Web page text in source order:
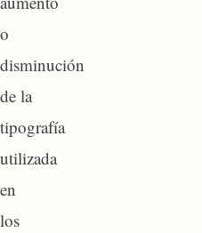
o
disminución
de la
tipografía
utilizada
en
los